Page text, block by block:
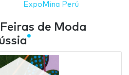
ExpoMina Perú
de Moda